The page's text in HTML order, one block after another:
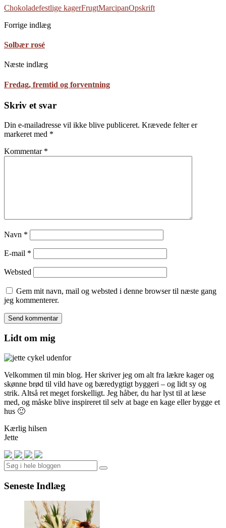
Chokoladefestlige kagerFrugtMarcipanOpskrift
Forrige indlæg
Solbær rosé
Næste indlæg
Fredag, fremtid og forventning
Skriv et svar
Din e-mailadresse vil ikke blive publiceret. Krævede felter er
markeret med *
Kommentar *
Navn *
E-mail *
Websted
Gem mit navn, mail og websted i denne browser til næste gang
jeg kommenterer.
Lidt om mig
Velkommen til min blog. Her skriver jeg om alt fra lækre kager og
skønne brød til vild have og bæredygtigt byggeri – og lidt sy og
strik. Altså ret meget forskelligt. Jeg håber, du har lyst til at læse
med, og måske blive inspireret til selv at bage en kage eller bygge et
hus 🙂
Kærlig hilsen
Jette
Search
Seneste Indlæg